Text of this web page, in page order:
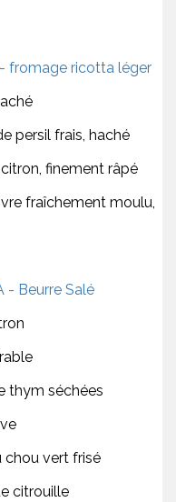
fromage ricotta léger
persil frais, haché
finement râpé
fraîchement moulu,
- Beurre Salé
thym séchées
chou vert frisé
citrouille